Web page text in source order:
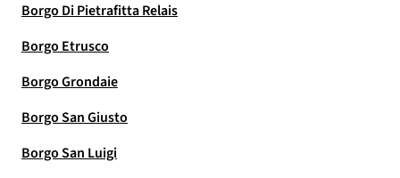
Borgo Di Pietrafitta Relais
Borgo Etrusco
Borgo Grondaie
Borgo San Giusto
Borgo San Luigi